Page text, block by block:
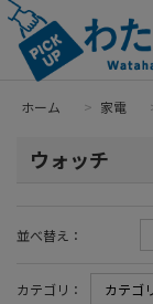
ホーム > 家電
ウォッチ
並べ替え：
カテゴリ：